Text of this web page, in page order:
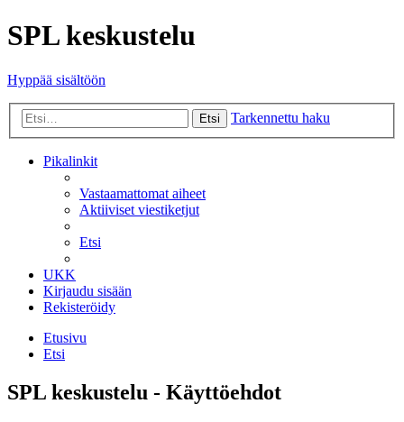
SPL keskustelu
Hyppää sisältöön
Etsi Tarkennettu haku
Pikalinkit
Vastaamattomat aiheet
Aktiiviset viestiketjut
Etsi
UKK
Kirjaudu sisään
Rekisteröidy
Etusivu
Etsi
SPL keskustelu - Käyttöehdot